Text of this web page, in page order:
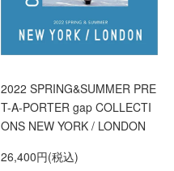
2022 SPRING&SUMMER PRE
T-A-PORTER gap COLLECTI
ONS NEW YORK / LONDON
26,400円(税込)